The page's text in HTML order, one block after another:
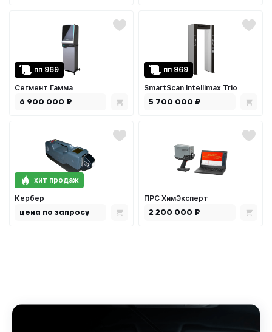
Сегмент Гамма
6 900 000 ₽
пп 969
SmartScan Intellimax Trio
5 700 000 ₽
пп 969
Кербер
цена по запросу
хит продаж
ПРС ХимЭксперт
2 200 000 ₽